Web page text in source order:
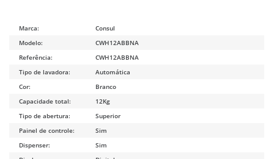
Marca:
Consul
Modelo:
CWH12ABBNA
Referência:
CWH12ABBNA
Tipo de lavadora:
Automática
Cor:
Branco
Capacidade total:
12Kg
Tipo de abertura:
Superior
Painel de controle:
Sim
Dispenser:
Sim